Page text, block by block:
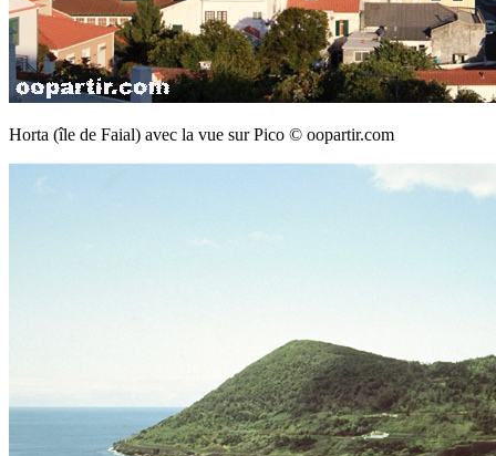
Horta (île de Faial) avec la vue sur Pico © oopartir.com